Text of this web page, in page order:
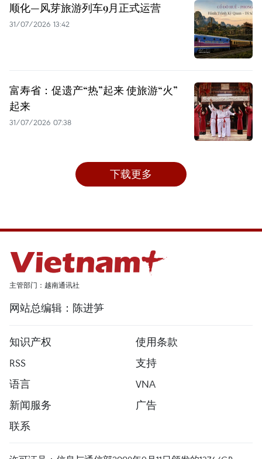
顺化—风芽旅游列车9月正式运营
31/07/2026 13:42
富寿省：促遗产“热”起来 使旅游“火”
起来
31/07/2026 07:38
下载更多
主管部门：越南通讯社
网站总编辑：陈进笋
知识产权
使用条款
RSS
支持
语言
VNA
新闻服务
广告
联系